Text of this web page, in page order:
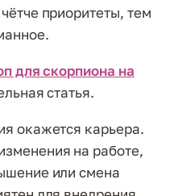
приоритеты, тем
для скорпиона на
статья.
окажется карьера.
на работе,
или смена